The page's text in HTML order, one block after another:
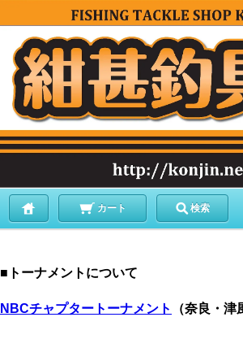
カート 検索
■トーナメントについて
NBCチャプタートーナメント （奈良・